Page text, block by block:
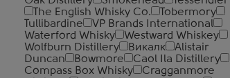
The English Whisky Co.
Tobermory
Tullibardine
VP Brands International
Waterford Whisky
Westward Whiskey
Wolfburn Distillery
Викалк
Alistair
Duncan
Bowmore
Caol Ila Distillery
Compass Box Whisky
Cragganmore